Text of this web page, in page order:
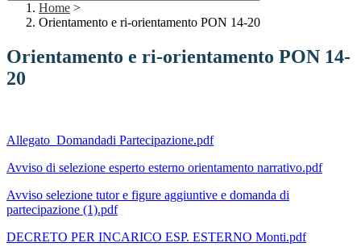
Home >
Orientamento e ri-orientamento PON 14-20
Orientamento e ri-orientamento PON 14-
20
Allegato_Domandadi Partecipazione.pdf
Avviso di selezione esperto esterno orientamento narrativo.pdf
Avviso selezione tutor e figure aggiuntive e domanda di
partecipazione (1).pdf
DECRETO PER INCARICO ESP. ESTERNO Monti.pdf